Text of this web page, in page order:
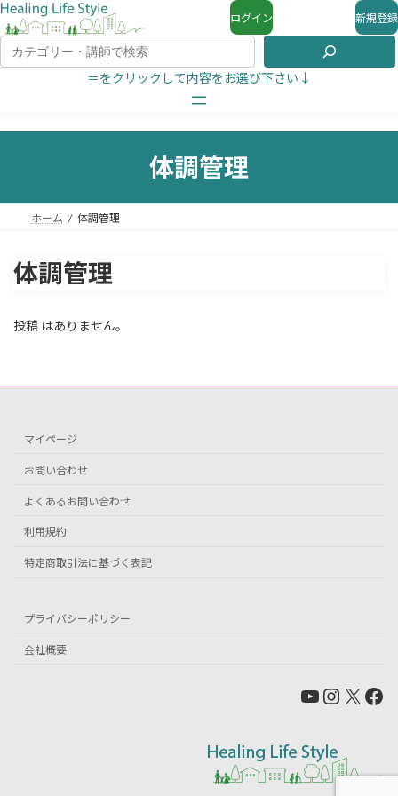
ログイン 新規登録
＝をクリックして内容をお選び下さい↓
体調管理
ホーム 体調管理
体調管理
投稿 はありません。
マイページ
お問い合わせ
よくあるお問い合わせ
利用規約
特定商取引法に基づく表記
プライバシーポリシー
会社概要